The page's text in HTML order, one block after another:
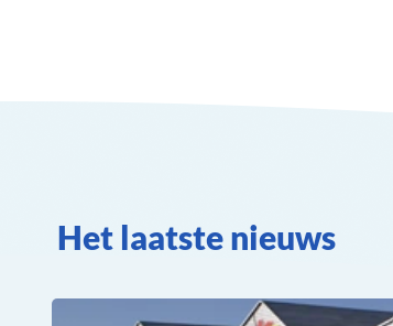
Het laatste nieuws